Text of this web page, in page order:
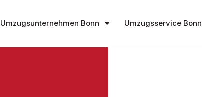
Umzugsunternehmen Bonn Umzugsservice Bonn